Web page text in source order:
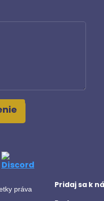
práva
Pridaj sa k